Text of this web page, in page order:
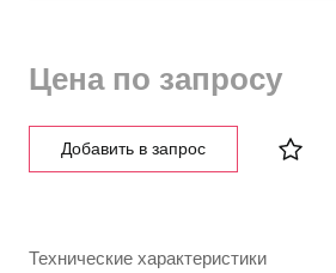
Цена по запросу
Добавить в запрос
Технические характеристики